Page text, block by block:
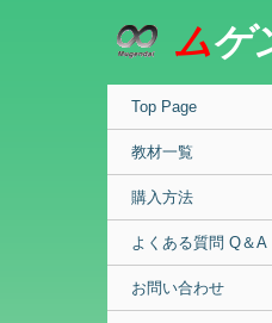
ムゲ
Top Page
教材一覧
購入方法
よくある質問 Q＆A
お問い合わせ